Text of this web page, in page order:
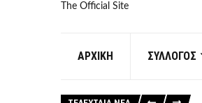
The Official Site
ΑΡΧΙΚΗ ΣΥΛΛΟΓΟΣ